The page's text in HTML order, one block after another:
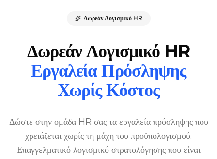
Δωρεάν Λογισμικό HR
Δωρεάν Λογισμικό HR
Εργαλεία Πρόσληψης
Χωρίς Κόστος
Δώστε στην ομάδα HR σας τα εργαλεία πρόσληψης που
χρειάζεται χωρίς τη μάχη του προϋπολογισμού.
Επαγγελματικό λογισμικό στρατολόγησης που είναι